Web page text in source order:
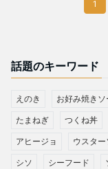
1
話題のキーワード
えのき お好み焼きソ
たまねぎ つくね丼
アヒージョ ウスター
シソ シーフード